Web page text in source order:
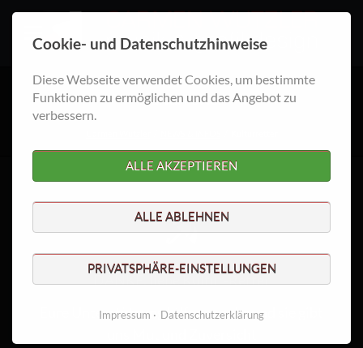
Cookie- und Datenschutzhinweise
Diese Webseite verwendet Cookies, um bestimmte
Funktionen zu ermöglichen und das Angebot zu
verbessern.
ALLE AKZEPTIEREN
ALLE ABLEHNEN
PRIVATSPHÄRE-EINSTELLUNGEN
Impressum Datenschutzerklärung
Kulturretter
DANKE, liebe Kultur-Retter
Eure Unterstützung hilft uns sehr und sie gibt